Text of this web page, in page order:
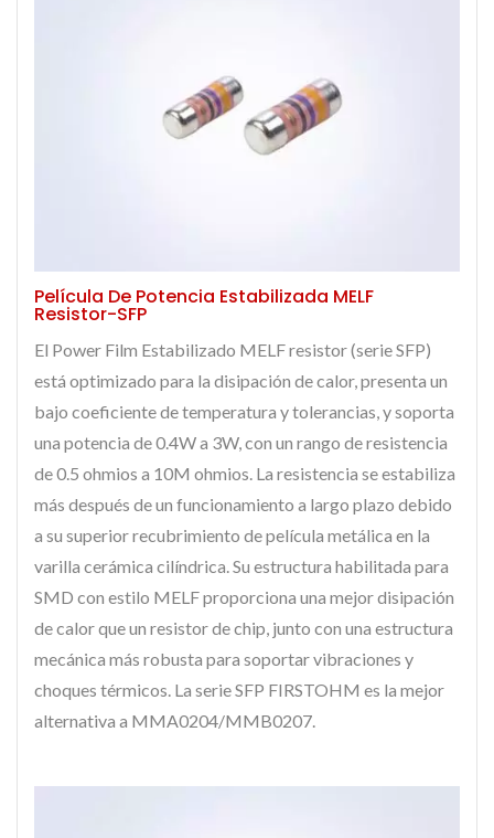
Película De Potencia Estabilizada MELF
Resistor-SFP
El Power Film Estabilizado MELF resistor (serie SFP)
está optimizado para la disipación de calor, presenta un
bajo coeficiente de temperatura y tolerancias, y soporta
una potencia de 0.4W a 3W, con un rango de resistencia
de 0.5 ohmios a 10M ohmios. La resistencia se estabiliza
más después de un funcionamiento a largo plazo debido
a su superior recubrimiento de película metálica en la
varilla cerámica cilíndrica. Su estructura habilitada para
SMD con estilo MELF proporciona una mejor disipación
de calor que un resistor de chip, junto con una estructura
mecánica más robusta para soportar vibraciones y
choques térmicos. La serie SFP FIRSTOHM es la mejor
alternativa a MMA0204/MMB0207.